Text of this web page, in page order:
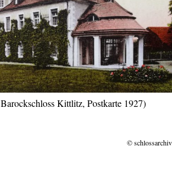
Kittlitz, Postkarte 1927)
©